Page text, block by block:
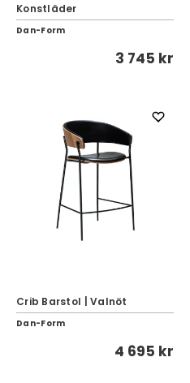
Konstläder
Dan-Form
3 745 kr
Crib Barstol | Valnöt
Dan-Form
4 695 kr